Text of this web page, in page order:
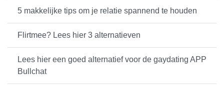
5 makkelijke tips om je relatie spannend te houden
Flirtmee? Lees hier 3 alternatieven
Lees hier een goed alternatief voor de gaydating APP
Bullchat